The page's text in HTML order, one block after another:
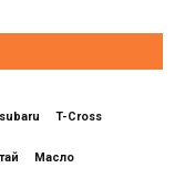
subaru T-Cross
Масло